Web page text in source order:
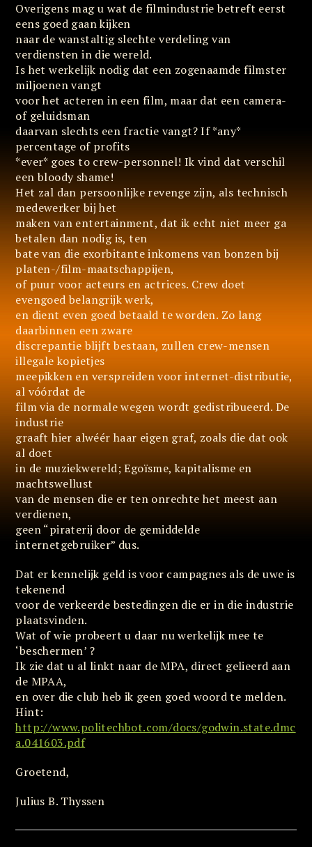
Overigens mag u wat de filmindustrie betreft eerst
eens goed gaan kijken
naar de wanstaltig slechte verdeling van
verdiensten in die wereld.
Is het werkelijk nodig dat een zogenaamde filmster
miljoenen vangt
voor het acteren in een film, maar dat een camera-
of geluidsman
daarvan slechts een fractie vangt? If *any*
percentage of profits
*ever* goes to crew-personnel! Ik vind dat verschil
een bloody shame!
Het zal dan persoonlijke revenge zijn, als technisch
medewerker bij het
maken van entertainment, dat ik echt niet meer ga
betalen dan nodig is, ten
bate van die exorbitante inkomens van bonzen bij
platen-/film-maatschappijen,
of puur voor acteurs en actrices. Crew doet
evengoed belangrijk werk,
en dient even goed betaald te worden. Zo lang
daarbinnen een zware
discrepantie blijft bestaan, zullen crew-mensen
illegale kopietjes
meepikken en verspreiden voor internet-distributie,
al vóórdat de
film via de normale wegen wordt gedistribueerd. De
industrie
graaft hier alwéér haar eigen graf, zoals die dat ook
al doet
in de muziekwereld; Egoïsme, kapitalisme en
machtswellust
van de mensen die er ten onrechte het meest aan
verdienen,
geen “piraterij door de gemiddelde
internetgebruiker” dus.
Dat er kennelijk geld is voor campagnes als de uwe is
tekenend
voor de verkeerde bestedingen die er in die industrie
plaatsvinden.
Wat of wie probeert u daar nu werkelijk mee te
‘beschermen’ ?
Ik zie dat u al linkt naar de MPA, direct gelieerd aan
de MPAA,
en over die club heb ik geen goed woord te melden.
Hint:
http://www.politechbot.com/docs/godwin.state.dmc
a.041603.pdf
Groetend,
Julius B. Thyssen